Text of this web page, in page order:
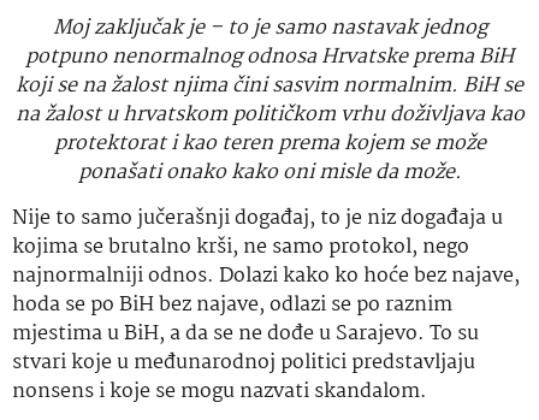
Moj zaključak je – to je samo nastavak jednog
potpuno nenormalnog odnosa Hrvatske prema BiH
koji se na žalost njima čini sasvim normalnim. BiH se
na žalost u hrvatskom političkom vrhu doživljava kao
protektorat i kao teren prema kojem se može
ponašati onako kako oni misle da može.
Nije to samo jučerašnji događaj, to je niz događaja u
kojima se brutalno krši, ne samo protokol, nego
najnormalniji odnos. Dolazi kako ko hoće bez najave,
hoda se po BiH bez najave, odlazi se po raznim
mjestima u BiH, a da se ne dođe u Sarajevo. To su
stvari koje u međunarodnoj politici predstavljaju
nonsens i koje se mogu nazvati skandalom.